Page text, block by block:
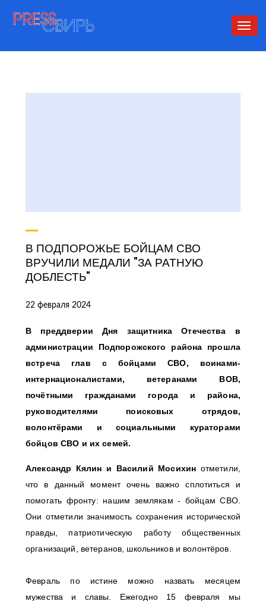
В ПОДПОРОЖЬЕ БОЙЦАМ СВО
ВРУЧИЛИ МЕДАЛИ "ЗА РАТНУЮ
ДОБЛЕСТЬ"
22 февраля 2024
В преддверии Дня защитника Отечества в
администрации Подпорожского района прошла
встреча глав с бойцами СВО, воинами-
интернационалистами, ветеранами ВОВ,
почётными гражданами города и района,
руководителями поисковых отрядов,
волонтёрами и социальными кураторами
бойцов СВО и их семей.
Александр Кялин и Василий Мосихин отметили,
что в данный момент очень важно сплотиться и
помогать фронту: нашим землякам - бойцам СВО.
Они отметили значимость сохранения исторической
правды, патриотическую работу общественных
организаций, ветеранов, школьников и волонтёров.
Февраль по истине можно назвать месяцем
мужества и славы. Ежегодно 15 февраля мы